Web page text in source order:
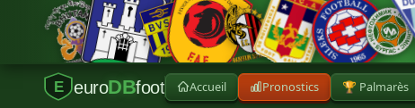
E euroDBfoot Accueil Pronostics 🏆 Palmarès